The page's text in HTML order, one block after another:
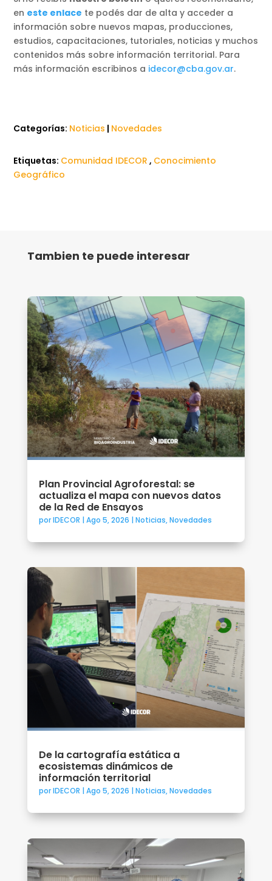
en este enlace te podés dar de alta y acceder a
información sobre nuevos mapas, producciones,
estudios, capacitaciones, tutoriales, noticias y muchos
contenidos más sobre información territorial. Para
más información escribinos a idecor@cba.gov.ar.
Categorías: Noticias | Novedades
Etiquetas: Comunidad IDECOR , Conocimiento
Geográfico
Tambien te puede interesar
Plan Provincial Agroforestal: se
actualiza el mapa con nuevos datos
de la Red de Ensayos
porIDECOR | Ago 5, 2026 | Noticias,Novedades
De la cartografía estática a
ecosistemas dinámicos de
información territorial
porIDECOR Ago 5, 2026 Noticias,Novedades